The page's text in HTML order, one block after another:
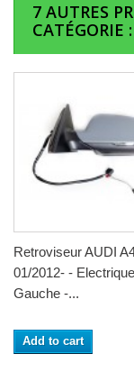
7 AUTRES
CATÉGORIE :
Retroviseur AUDI
01/2012- -
Gauche -...
Add to cart